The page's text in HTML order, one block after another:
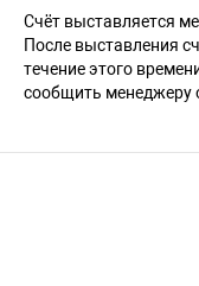
Счёт выставляется
После выставления
течение этого
сообщить менеджеру